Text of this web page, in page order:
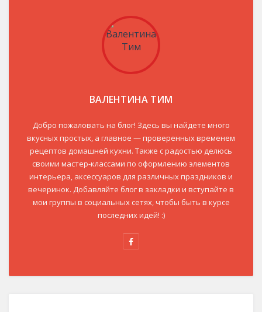
ВАЛЕНТИНА ТИМ
Добро пожаловать на блог! Здесь вы найдете много
вкусных простых, а главное — проверенных временем
рецептов домашней кухни. Также с радостью делюсь
своими мастер-классами по оформлению элементов
интерьера, аксессуаров для различных праздников и
вечеринок. Добавляйте блог в закладки и вступайте в
мои группы в социальных сетях, чтобы быть в курсе
последних идей! :)